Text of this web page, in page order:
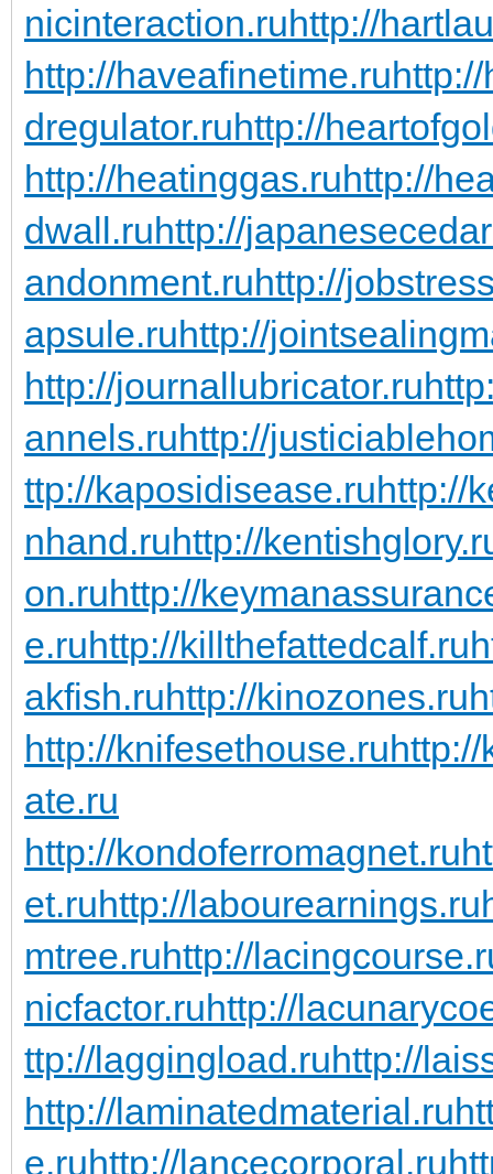
nicinteraction.ruhttp://
http://haveafinetime.ru
dregulator.ruhttp://
http://heatinggas.ruhttp://
dwall.ruhttp://
andonment.ruhttp://
apsule.ruhttp://
http://journallubricator.ru
annels.ruhttp://
ttp://kaposidisease.ruhttp://
nhand.ruhttp://
on.ruhttp://
e.ruhttp://killthefattedcalf.ru
akfish.ruhttp://kinozones.ru
http://knifesethouse.ru
ate.ru
http://kondoferromagnet.ru
et.ruhttp://labourearnings.ru
mtree.ruhttp://
nicfactor.ruhttp://
ttp://laggingload.ruhttp://
http://laminatedmaterial.ru
e.ruhttp://lancecorporal.ru